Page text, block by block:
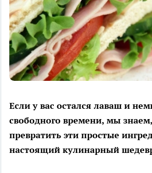
Если у вас остался лаваш и
свободного времени, мы
превратить эти простые
настоящий кулинарный